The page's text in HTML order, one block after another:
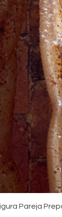
Quick
Pareja